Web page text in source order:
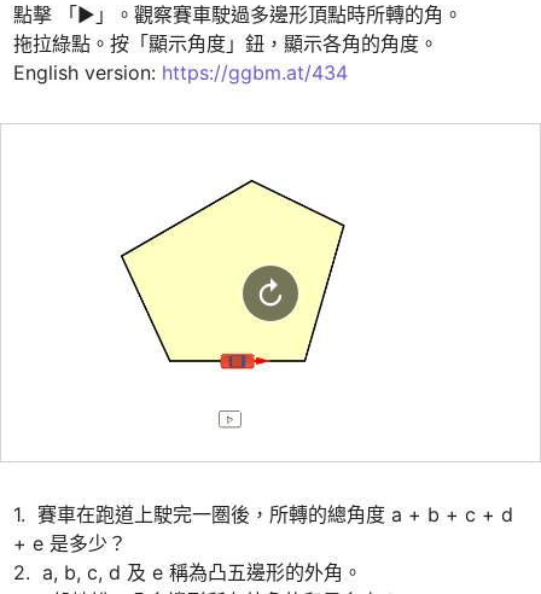
登入
點擊 「▶」。觀察賽車駛過多邊形頂點時所轉的角。
拖拉綠點。按「顯示角度」鈕，顯示各角的角度。
English version: https://ggbm.at/434
1.  賽車在跑道上駛完一圏後，所轉的總角度 a + b + c + d
+ e 是多少？
2.  a, b, c, d 及 e 稱為凸五邊形的外角。